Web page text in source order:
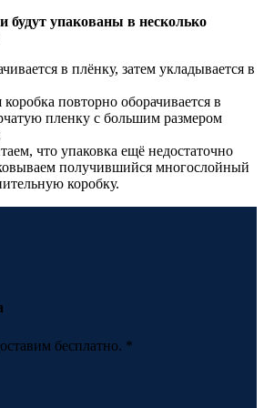
будут упакованы в несколько
в плёнку, затем укладывается в
повторно оборачивается в
пленку с большим размером
что упаковка ещё недостаточно
получившийся многослойный
коробку.
бесплатно. *